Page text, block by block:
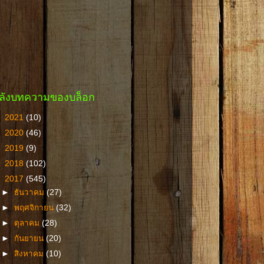
งบทความของบล็อก
2021 (10)
2020 (46)
2019 (9)
2018 (102)
2017 (545)
► ธันวาคม(27)
►พฤศจิกายน(32)
► ตุลาคม(28)
► กันยายน(20)
►สิงหาคม(10)